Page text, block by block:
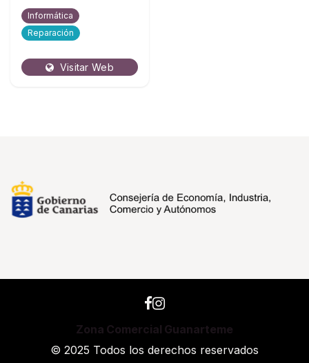
Informática
Reparación
Visitar Web
Zona Comercial Guanarteme
© 2025 Todos los derechos reservados